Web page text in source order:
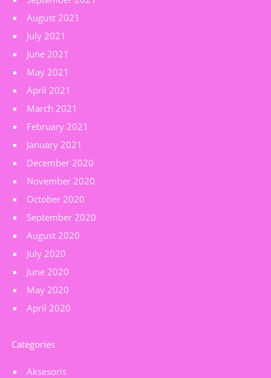
August 2021
July 2021
June 2021
May 2021
April 2021
March 2021
February 2021
January 2021
December 2020
November 2020
October 2020
September 2020
August 2020
July 2020
June 2020
May 2020
April 2020
Categories
Aksesoris